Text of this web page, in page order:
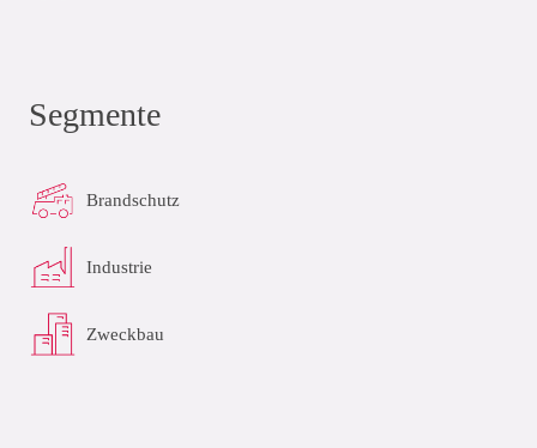
Segmente
Brandschutz
Industrie
Zweckbau